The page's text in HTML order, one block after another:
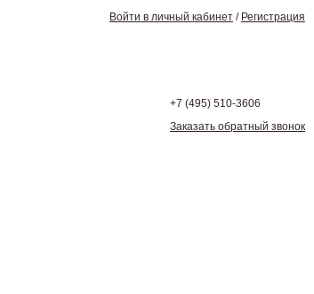
Войти в личный кабинет / Регистрация
+7 (495) 510-3606
Заказать обратный звонок